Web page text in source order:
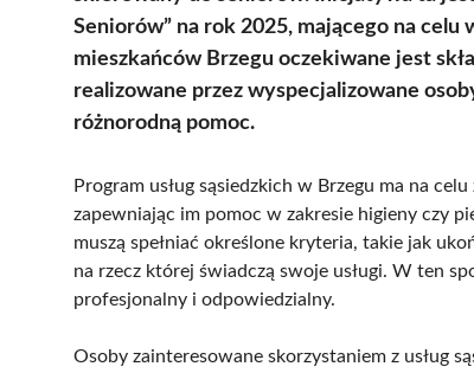
Seniorów” na rok 2025, mającego na
mieszkańców Brzegu oczekiwane jest
realizowane przez wyspecjalizowane
różnorodną pomoc.
Program usług sąsiedzkich w Brzegu ma na
zapewniając im pomoc w zakresie higieny czy
muszą spełniać określone kryteria, takie jak
na rzecz której świadczą swoje usługi. W ten
profesjonalny i odpowiedzialny.
Osoby zainteresowane skorzystaniem z usług